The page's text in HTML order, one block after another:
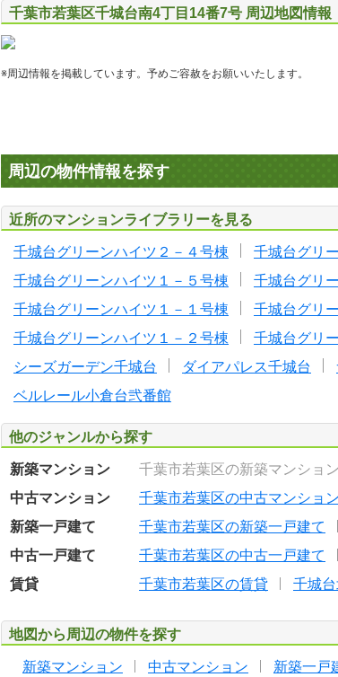
千葉市若葉区千城台南4丁目14番7号 周辺地図情報
※周辺情報を掲載しています。予めご容赦をお願いいたします。
周辺の物件情報を探す
近所のマンションライブラリーを見る
千城台グリーンハイツ２－４号棟 千城台グリ
千城台グリーンハイツ１－５号棟
千城台グリ
千城台グリーンハイツ１－１号棟
千城台グリ
千城台グリーンハイツ１－２号棟
千城台グリ
シーズガーデン千城台
ダイアパレス千城台
ベルレール小倉台弐番館
他のジャンルから探す
新築マンション 千葉市若葉区の新築マンション
中古マンション
千葉市若葉区の中古マンション
新築一戸建て
千葉市若葉区の新築一戸建て
中古一戸建て
千葉市若葉区の中古一戸建て
賃貸
千葉市若葉区の賃貸 千城
地図から周辺の物件を探す
新築マンション 中古マンション 新築一戸